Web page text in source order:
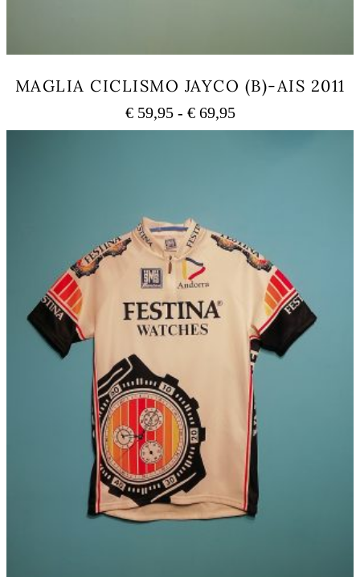
MAGLIA CICLISMO JAYCO (B)-AIS 2011
€59,95 - €69,95Fascia
di
opzioni
possono
essere
scelte
nella
pagina
del
prodotto